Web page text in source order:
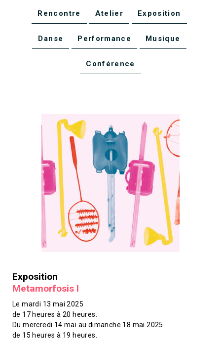
Rencontre Atelier Exposition
Danse Performance Musique
Conférence
Exposition
Metamorfosis I
Le mardi 13 mai 2025
de 17 heures à 20 heures.
Du mercredi 14 mai au dimanche 18 mai 2025
de 15 heures à 19 heures.